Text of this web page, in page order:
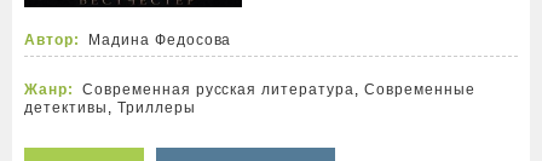
Автор: Мадина Федосова
Жанр: Современная русская литература,Современные
детективы , Триллеры